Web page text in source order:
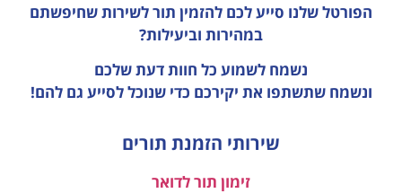
הפורטל שלנו סייע לכם להזמין תור לשירות שחיפשתם
במהירות וביעילות?
נשמח לשמוע כל חוות דעתשלכם
ונשמח שתשתפו את יקירכם כדי שנוכל לסייע גם להם!
שירותי הזמנת תורים
זימון תור לדואר